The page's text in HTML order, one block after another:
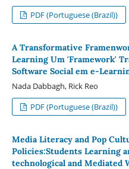
PDF (Portuguese (Brazil))
A Transformative
Learning Um 'Framework'
Software Social em e-
Nada Dabbagh, Rick Reo
PDF (Portuguese (Brazil))
Media Literacy and Pop
Policies:Students Learning
technological and Mediated